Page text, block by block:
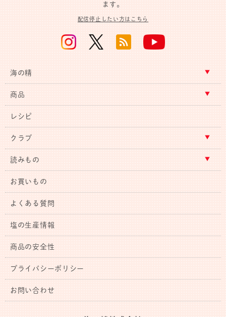
ます。
配信停止したい方はこちら
海の精
商品
レシピ
クラブ
読みもの
お買いもの
よくある質問
塩の生産情報
商品の安全性
プライバシーポリシー
お問い合わせ